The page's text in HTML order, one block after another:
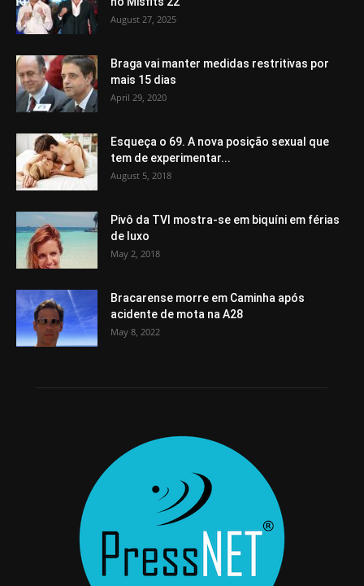
August 27, 2025
Braga vai manter medidas restritivas por
mais 15 dias
April 29, 2020
Esqueça o 69. A nova posição sexual que
tem de experimentar...
August 5, 2018
Pivô da TVI mostra-se em biquíni em férias
de luxo
May 2, 2018
Bracarense morre em Caminha após
acidente de mota na A28
May 8, 2022